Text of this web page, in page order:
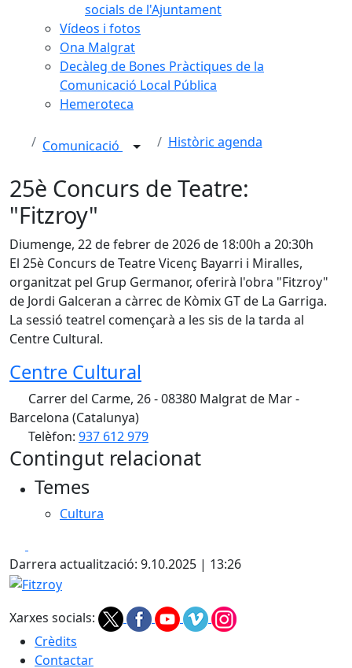
socials de l'Ajuntament
Vídeos i fotos
Ona Malgrat
Decàleg de Bones Pràctiques de la
Comunicació Local Pública
Hemeroteca
Comunicació Històric agenda
25è Concurs de Teatre:
"Fitzroy"
Diumenge, 22 de febrer de 2026 de 18:00h a 20:30h
El 25è Concurs de Teatre Vicenç Bayarri i Miralles,
organitzat pel Grup Germanor, oferirà l'obra "Fitzroy"
de Jordi Galceran a càrrec de Kòmix GT de La Garriga.
La sessió teatrel començarà a les sis de la tarda al
Centre Cultural.
Centre Cultural
Carrer del Carme, 26 - 08380 Malgrat de Mar -
Barcelona (Catalunya)
Telèfon: 937 612 979
Contingut relacionat
Temes
Cultura
Darrera actualització: 9.10.2025 | 13:26
Fitzroy
Xarxes socials:
Crèdits
Contactar